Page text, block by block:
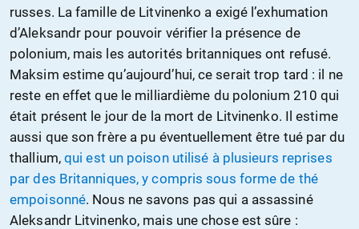
russes. La famille de Litvinenko a exigé l’exhumation
d’Aleksandr pour pouvoir vérifier la présence de
polonium, mais les autorités britanniques ont refusé.
Maksim estime qu’aujourd’hui, ce serait trop tard : il ne
reste en effet que le milliardième du polonium 210 qui
était présent le jour de la mort de Litvinenko. Il estime
aussi que son frère a pu éventuellement être tué par du
thallium, qui est un poison utilisé à plusieurs reprises
par des Britanniques, y compris sous forme de thé
empoisonné. Nous ne savons pas qui a assassiné
Aleksandr Litvinenko, mais une chose est sûre :